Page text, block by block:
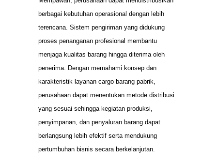
berbagai kebutuhan operasional dengan lebih
terencana. Sistem pengiriman yang didukung
proses penanganan profesional membantu
menjaga kualitas barang hingga diterima oleh
penerima. Dengan memahami konsep dan
karakteristik layanan cargo barang pabrik,
perusahaan dapat menentukan metode distribusi
yang sesuai sehingga kegiatan produksi,
penyimpanan, dan penyaluran barang dapat
berlangsung lebih efektif serta mendukung
pertumbuhan bisnis secara berkelanjutan.